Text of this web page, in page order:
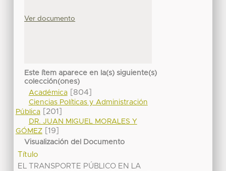
Ver documento
Este ítem aparece en la(s) siguiente(s)
colección(ones)
Académica[804]
Ciencias Políticas y Administración
Pública[201]
DR. JUAN MIGUEL MORALES Y
GÓMEZ[19]
Visualización del Documento
Título
EL TRANSPORTE PÚBLICO EN LA